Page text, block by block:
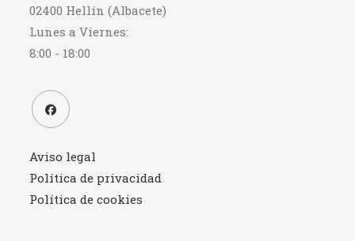
02400 Hellín (Albacete)
Lunes a Viernes:
8:00 - 18:00
abre
en
una
Aviso legal
Política de privacidad
Política de cookies